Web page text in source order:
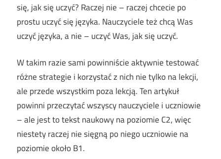
się, jak się uczyć? Raczej nie – raczej chcecie po
prostu uczyć się języka. Nauczyciele też chcą Was
uczyć języka, a nie – uczyć Was, jak się uczyć.
W takim razie sami powinniście aktywnie testować
różne strategie i korzystać z nich nie tylko na lekcji,
ale przede wszystkim poza lekcją. Ten artykuł
powinni przeczytać wszyscy nauczyciele i uczniowie
– ale jest to tekst naukowy na poziomie C2, więc
niestety raczej nie sięgną po niego uczniowie na
poziomie około B1.